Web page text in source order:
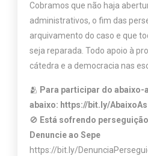
Cobramos que não haja
administrativos, o fim das
arquivamento do caso e que
seja reparada. Todo apoio à
cátedra e a democracia nas
🫂 Para participar do
abaixo: https://bit.ly/
🚫 Está sofrendo
Denuncie ao Sepe
https://bit.ly/